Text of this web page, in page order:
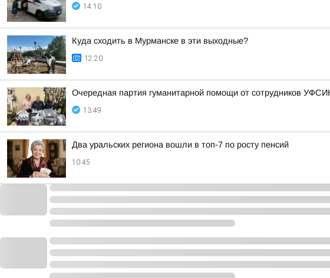
14:10
Куда сходить в Мурманске в эти выходные?
12:20
Очередная партия гуманитарной помощи от сотрудников
13:49
Два уральских региона вошли в топ-7 по росту пенсий
10:45